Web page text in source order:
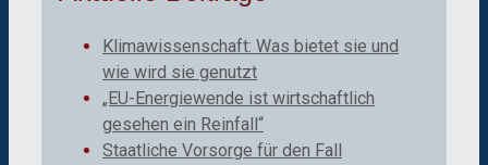
Klimawissenschaft: Was bietet sie und
wie wird sie genutzt
„EU-Energiewende ist wirtschaftlich
gesehen ein Reinfall“
Staatliche Vorsorge für den Fall